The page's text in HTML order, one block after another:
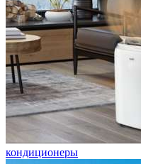
кондиционеры